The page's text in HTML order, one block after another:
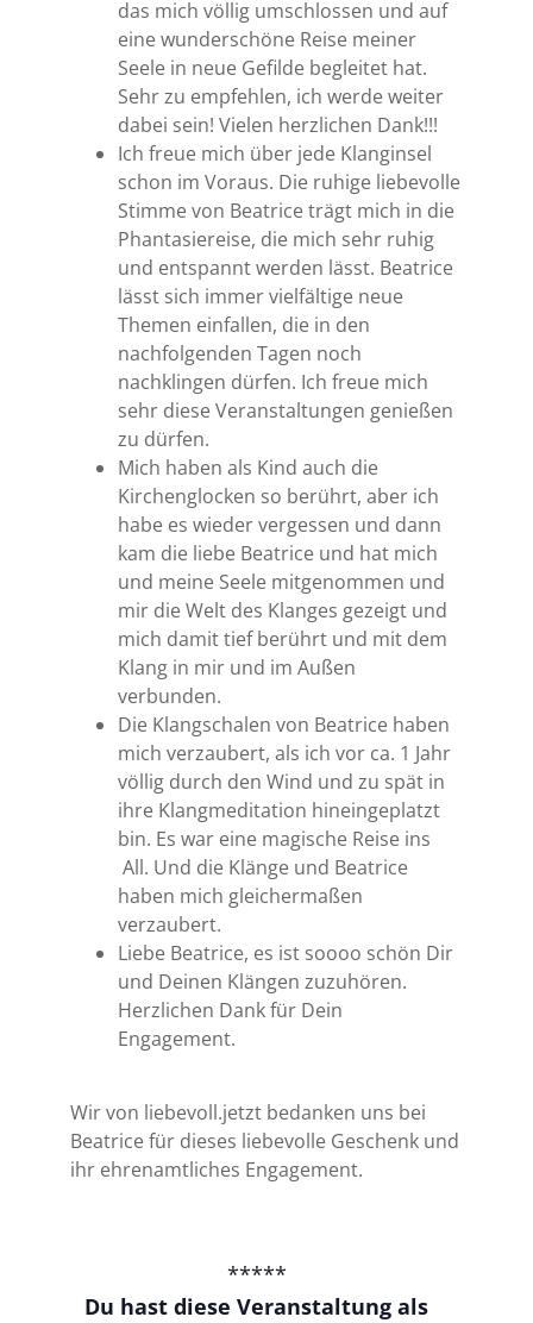
das mich völlig umschlossen und auf
eine wunderschöne Reise meiner
Seele in neue Gefilde begleitet hat.
Sehr zu empfehlen, ich werde weiter
dabei sein! Vielen herzlichen Dank!!!
Ich freue mich über jede Klanginsel
schon im Voraus. Die ruhige liebevolle
Stimme von Beatrice trägt mich in die
Phantasiereise, die mich sehr ruhig
und entspannt werden lässt. Beatrice
lässt sich immer vielfältige neue
Themen einfallen, die in den
nachfolgenden Tagen noch
nachklingen dürfen. Ich freue mich
sehr diese Veranstaltungen genießen
zu dürfen.
Mich haben als Kind auch die
Kirchenglocken so berührt, aber ich
habe es wieder vergessen und dann
kam die liebe Beatrice und hat mich
und meine Seele mitgenommen und
mir die Welt des Klanges gezeigt und
mich damit tief berührt und mit dem
Klang in mir und im Außen
verbunden.
Die Klangschalen von Beatrice haben
mich verzaubert, als ich vor ca. 1 Jahr
völlig durch den Wind und zu spät in
ihre Klangmeditation hineingeplatzt
bin. Es war eine magische Reise ins
All. Und die Klänge und Beatrice
haben mich gleichermaßen
verzaubert.
Liebe Beatrice, es ist soooo schön Dir
und Deinen Klängen zuzuhören.
Herzlichen Dank für Dein
Engagement.
Wir von liebevoll.jetzt bedanken uns bei
Beatrice für dieses liebevolle Geschenk und
ihr ehrenamtliches Engagement.
*****
Du hast diese Veranstaltung als